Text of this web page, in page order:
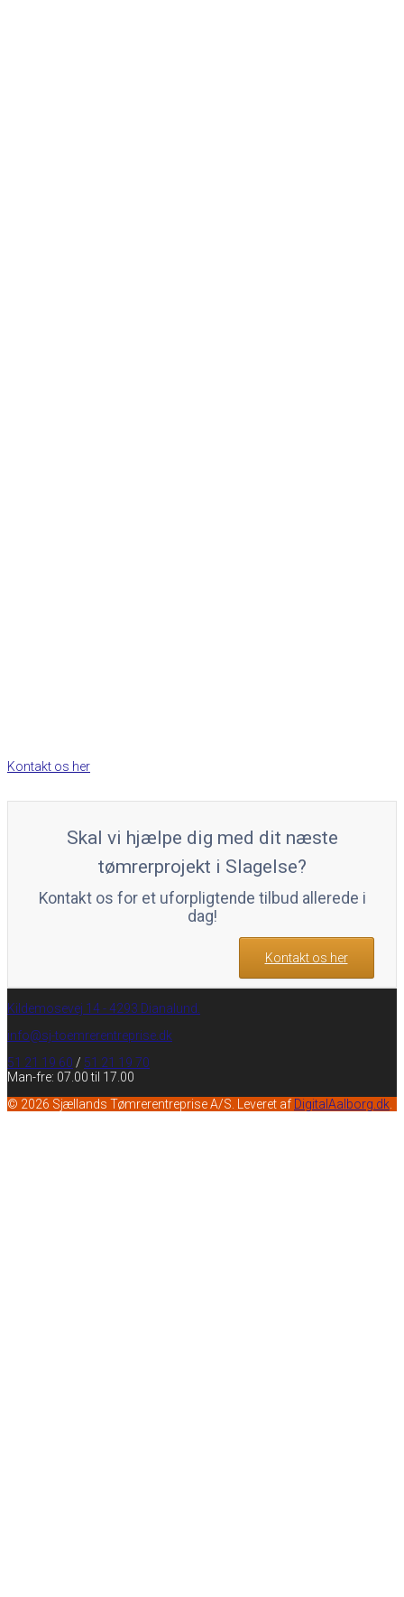
Kontakt os her
Skal vi hjælpe dig med dit næste
tømrerprojekt i Slagelse?
Kontakt os for et uforpligtende tilbud allerede i
dag!
Kontakt os her
Kildemosevej 14 - 4293 Dianalund.
info@sj-toemrerentreprise.dk
51 21 19 60 / 51 21 19 70
Man-fre: 07.00 til 17.00
© 2026 Sjællands Tømrerentreprise A/S. Leveret af DigitalAalborg.dk.